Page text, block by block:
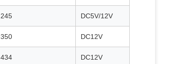
245 DC5V/12V
350 DC12V
434 DC12V